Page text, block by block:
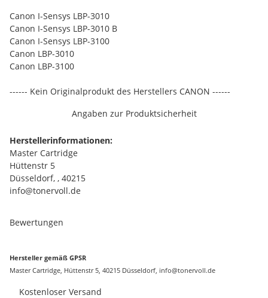
Canon I-Sensys LBP-3010
Canon I-Sensys LBP-3010 B
Canon I-Sensys LBP-3100
Canon LBP-3010
Canon LBP-3100
------ Kein Originalprodukt des Herstellers CANON ------
Angaben zur Produktsicherheit
Herstellerinformationen:
Master Cartridge
Hüttenstr 5
Düsseldorf, , 40215
info@tonervoll.de
Bewertungen
Hersteller gemäß GPSR
Master Cartridge, Hüttenstr 5, 40215 Düsseldorf, info@tonervoll.de
Kostenloser Versand